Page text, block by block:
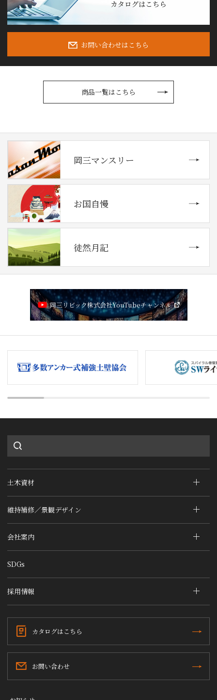
お問い合わせはこちら
商品一覧はこちら
岡三マンスリー
お国自慢
徒然月記
岡三リビック株式会社YouTubeチャンネル
土木資材
維持補修／景観デザイン
会社案内
SDGs
採用情報
カタログはこちら
お問い合わせ